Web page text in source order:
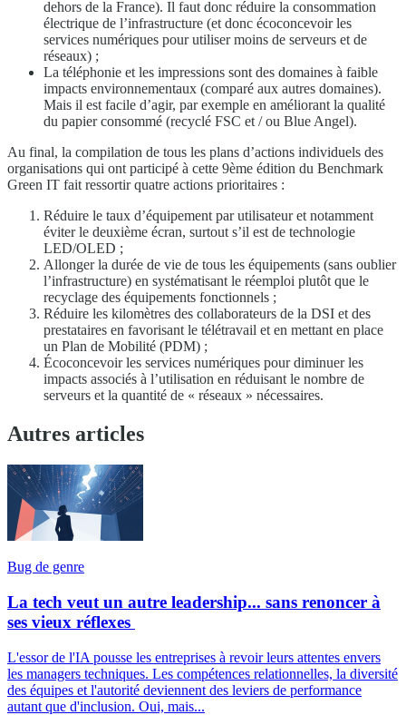
dehors de la France). Il faut donc réduire la consommation
électrique de l’infrastructure (et donc écoconcevoir les
services numériques pour utiliser moins de serveurs et de
réseaux) ;
La téléphonie et les impressions sont des domaines à faible
impacts environnementaux (comparé aux autres domaines).
Mais il est facile d’agir, par exemple en améliorant la qualité
du papier consommé (recyclé FSC et / ou Blue Angel).
Au final, la compilation de tous les plans d’actions individuels des
organisations qui ont participé à cette 9ème édition du Benchmark
Green IT fait ressortir quatre actions prioritaires :
Réduire le taux d’équipement par utilisateur et notamment
éviter le deuxième écran, surtout s’il est de technologie
LED/OLED ;
Allonger la durée de vie de tous les équipements (sans oublier
l’infrastructure) en systématisant le réemploi plutôt que le
recyclage des équipements fonctionnels ;
Réduire les kilomètres des collaborateurs de la DSI et des
prestataires en favorisant le télétravail et en mettant en place
un Plan de Mobilité (PDM) ;
Écoconcevoir les services numériques pour diminuer les
impacts associés à l’utilisation en réduisant le nombre de
serveurs et la quantité de « réseaux » nécessaires.
Autres articles
Bug de genre
La tech veut un autre leadership... sans renoncer à
ses vieux réflexes
L'essor de l'IA pousse les entreprises à revoir leurs attentes envers
les managers techniques. Les compétences relationnelles, la diversité
des équipes et l'autorité deviennent des leviers de performance
autant que d'inclusion. Oui, mais...